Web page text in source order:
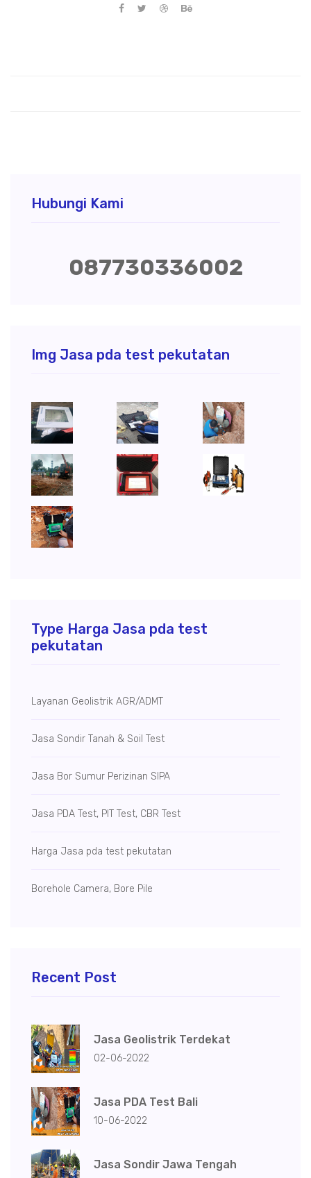
Hubungi Kami
087730336002
Img Jasa pda test pekutatan
Type Harga Jasa pda test
pekutatan
Layanan Geolistrik AGR/ADMT
Jasa Sondir Tanah & Soil Test
Jasa Bor Sumur Perizinan SIPA
Jasa PDA Test, PIT Test, CBR Test
Harga Jasa pda test pekutatan
Borehole Camera, Bore Pile
Recent Post
Jasa Geolistrik Terdekat
02-06-2022
Jasa PDA Test Bali
10-06-2022
Jasa Sondir Jawa Tengah